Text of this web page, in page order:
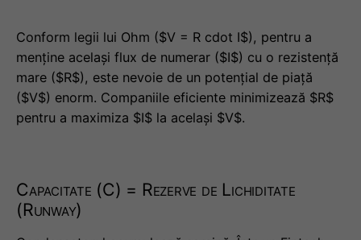
Conform legii lui Ohm ($V = R cdot I$), pentru a
menține același flux de numerar ($I$) cu o rezistență
mare ($R$), este nevoie de un potențial de piață
($V$) enorm. Companiile eficiente minimizează $R$
pentru a maximiza $I$ la același $V$.
Capacitate (C) = Rezerve de Lichiditate
(Runway)